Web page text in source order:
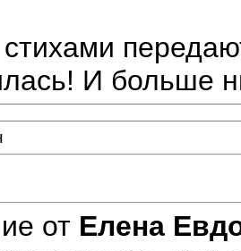
И больше
от Елена